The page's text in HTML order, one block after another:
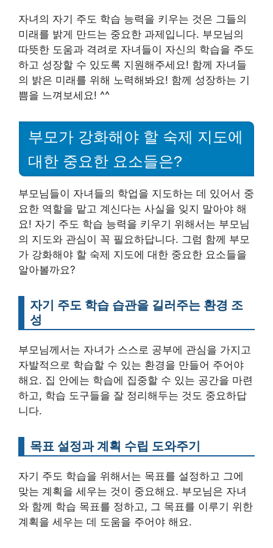
자녀의 자기 주도 학습 능력을 키우는 것은 그들의
미래를 밝게 만드는 중요한 과제입니다. 부모님의
따뜻한 도움과 격려로 자녀들이 자신의 학습을 주도
하고 성장할 수 있도록 지원해주세요! 함께 자녀들
의 밝은 미래를 위해 노력해봐요! 함께 성장하는 기
쁨을 느껴보세요! ^^
부모가 강화해야 할 숙제 지도에
대한 중요한 요소들은?
부모님들이 자녀들의 학업을 지도하는 데 있어서 중
요한 역할을 맡고 계신다는 사실을 잊지 말아야 해
요! 자기 주도 학습 능력을 키우기 위해서는 부모님
의 지도와 관심이 꼭 필요하답니다. 그럼 함께 부모
가 강화해야 할 숙제 지도에 대한 중요한 요소들을
알아볼까요?
자기 주도 학습 습관을 길러주는 환경 조
성
부모님께서는 자녀가 스스로 공부에 관심을 가지고
자발적으로 학습할 수 있는 환경을 만들어 주어야
해요. 집 안에는 학습에 집중할 수 있는 공간을 마련
하고, 학습 도구들을 잘 정리해두는 것도 중요하답
니다.
목표 설정과 계획 수립 도와주기
자기 주도 학습을 위해서는 목표를 설정하고 그에
맞는 계획을 세우는 것이 중요해요. 부모님은 자녀
와 함께 학습 목표를 정하고, 그 목표를 이루기 위한
계획을 세우는 데 도움을 주어야 해요.